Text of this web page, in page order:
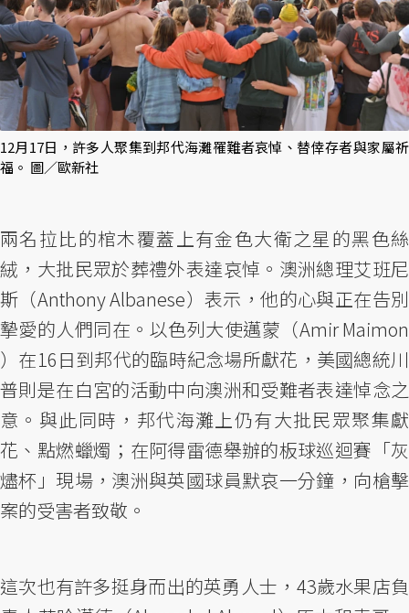
12月17日，許多人聚集到邦代海灘罹難者哀悼、替倖存者與家屬祈
福。 圖／歐新社
兩名拉比的棺木覆蓋上有金色大衛之星的黑色絲
絨，大批民眾於葬禮外表達哀悼。澳洲總理艾班尼
斯（Anthony Albanese）表示，他的心與正在告別
摯愛的人們同在。以色列大使邁蒙（Amir Maimon
）在16日到邦代的臨時紀念場所獻花，美國總統川
普則是在白宮的活動中向澳洲和受難者表達悼念之
意。與此同時，邦代海灘上仍有大批民眾聚集獻
花、點燃蠟燭；在阿得雷德舉辦的板球巡迴賽「灰
燼杯」現場，澳洲與英國球員默哀一分鐘，向槍擊
案的受害者致敬。
這次也有許多挺身而出的英勇人士，43歲水果店負